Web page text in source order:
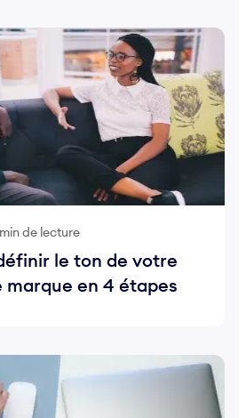
min de lecture
le ton de votre
marque en 4 étapes